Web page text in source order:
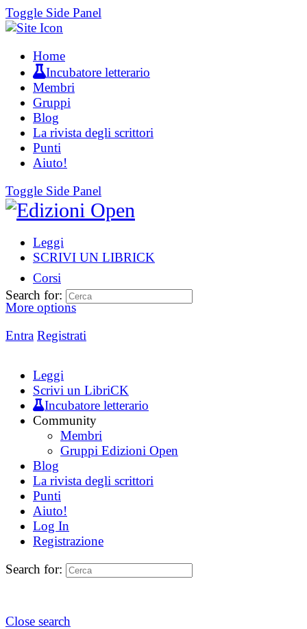
Toggle Side Panel
Home
Incubatore letterario
Membri
Gruppi
Blog
La rivista degli scrittori
Punti
Aiuto!
Toggle Side Panel
Leggi
SCRIVI UN LIBRICK
Corsi
More options
Entra Registrati
Search for:
Leggi
Scrivi un LibriCK
Incubatore letterario
Community
Membri
Gruppi Edizioni Open
Blog
La rivista degli scrittori
Punti
Aiuto!
Log In
Registrazione
Search for:
Close search